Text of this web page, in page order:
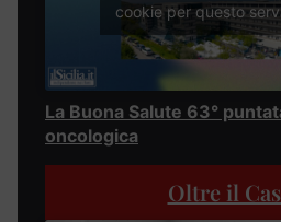
cookie per questo
La Buona Salute 63°
oncologica
Oltre il